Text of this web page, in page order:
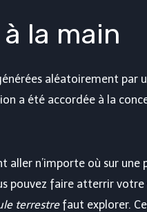
la main
aléatoirement par
a été accordée à la
aller n’importe où sur une
pouvez faire atterrir votre
terrestrefaut explorer.